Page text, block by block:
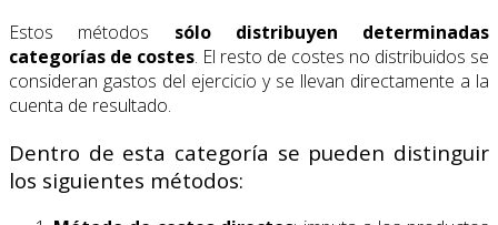
Estos métodos sólo distribuyen determinadas
categorías de costes. El resto de costes no distribuidos se
consideran gastos del ejercicio y se llevan directamente a la
cuenta de resultado.
Dentro de esta categoría se pueden distinguir
los siguientes métodos: